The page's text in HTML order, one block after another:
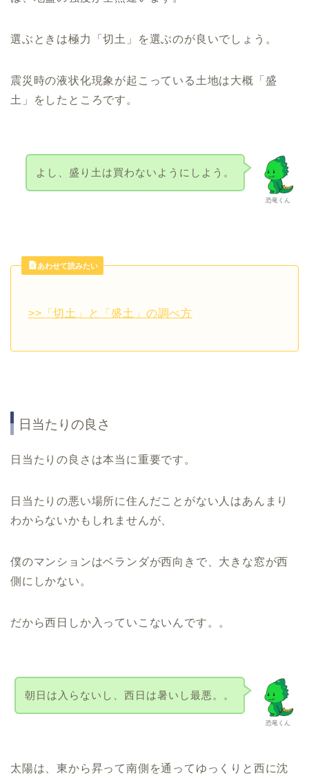
選ぶときは極力「切土」を選ぶのが良いでしょう。
震災時の液状化現象が起こっている土地は大概「盛
土」をしたところです。
恐竜くん
よし、盛り土は買わないようにしよう。
あわせて読みたい
>>「切土」と「盛土」の調べ方
日当たりの良さ
日当たりの良さは本当に重要です。
日当たりの悪い場所に住んだことがない人はあんまり
わからないかもしれませんが、
僕のマンションはベランダが西向きで、大きな窓が西
側にしかない。
だから西日しか入っていこないんです。。
恐竜くん
朝日は入らないし、西日は暑いし最悪。。
太陽は、東から昇って南側を通ってゆっくりと西に沈